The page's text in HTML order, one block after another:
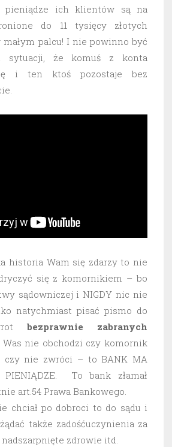
pieniądze ich klientów są na
do 11 tysięcy złotych
palcu! I nie powinno być
sytuacji, że komuś z konta
i ten ktoś pozostaje bez
historia Wam się zdarzy to nie
się z komornikiem – bo
sądowniczej i NIGDY nic nie
natychmiast pisać pismo do
bezprawnie
zabranych
nie obchodzi czy komornik
czy nie zwróci – to BANK MA
PIENIĄDZE. To bank złamał
art.54 Prawa Bankowego.
chciał po dobroci to do sądu i
także zadośćuczynienia za
nadszarpnięte zdrowie itd.